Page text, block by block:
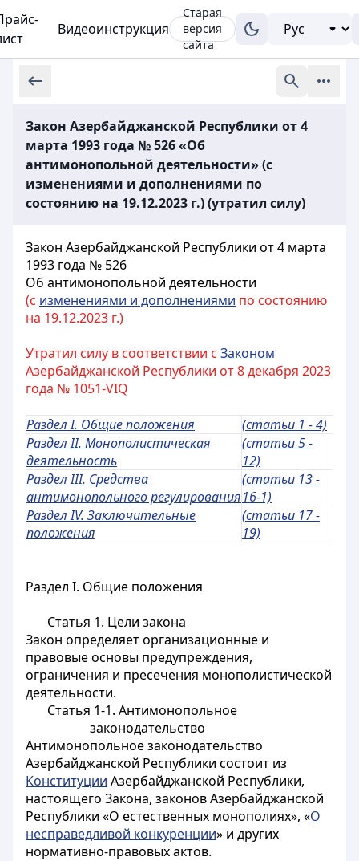
Видеоинструкция
Старая
версия
сайта
Закон Азербайджанской Республики от 4
марта 1993 года № 526 «Об
антимонопольной деятельности» (с
изменениями и дополнениями по
состоянию на 19.12.2023 г.) (утратил силу)
Закон Азербайджанской Республики от 4 марта
1993 года № 526
Об антимонопольной деятельности
(с изменениями и дополнениями по состоянию
на 19.12.2023 г.)
Утратил силу в соответствии с Законом
Азербайджанской Республики от 8 декабря 2023
года № 1051-VIQ
Раздел I. Общие положения
(статьи 1 - 4)
Раздел II. Монополистическая
деятельность
(статьи 5 -
12)
Раздел III. Средства
антимонопольного регулирования
(статьи 13 -
16-1)
Раздел IV. Заключительные
положения
(статьи 17 -
19)
Раздел I. Общие положения
Статья 1. Цели закона
Закон определяет организационные и
правовые основы предупреждения,
ограничения и пресечения монополистической
деятельности.
Статья 1-1. Антимонопольное
законодательство
Антимонопольное законодательство
Азербайджанской Республики состоит из
Конституции Азербайджанской Республики,
настоящего Закона, законов Азербайджанской
Республики «О естественных монополиях», «О
несправедливой конкуренции» и других
нормативно-правовых актов.